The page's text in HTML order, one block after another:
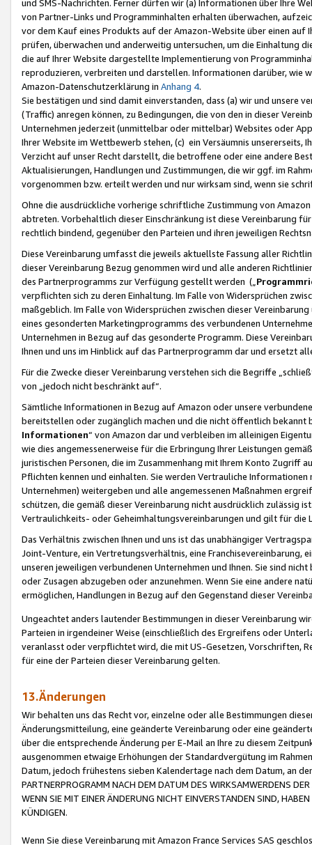
und SMS-Nachrichten. Ferner dürfen wir (a) Informationen über Ihre
von Partner-Links und Programminhalten erhalten überwachen,
vor dem Kauf eines Produkts auf der Amazon-Website über einen
prüfen, überwachen und anderweitig untersuchen, um die Einhaltung
die auf Ihrer Website dargestellte Implementierung von
reproduzieren, verbreiten und darstellen. Informationen darüber, wie
Amazon-Datenschutzerklärung in Anhang 4.
Sie bestätigen und sind damit einverstanden, dass (a) wir und
(Traffic) anregen können, zu Bedingungen, die von den in dieser
Unternehmen jederzeit (unmittelbar oder mittelbar) Websites oder
Ihrer Website im Wettbewerb stehen, (c) ein Versäumnis unsererseits,
Verzicht auf unser Recht darstellt, die betroffene oder eine andere
Aktualisierungen, Handlungen und Zustimmungen, die wir ggf. im
vorgenommen bzw. erteilt werden und nur wirksam sind, wenn sie
Ohne die ausdrückliche vorherige schriftliche Zustimmung von
abtreten. Vorbehaltlich dieser Einschränkung ist diese Vereinbarung
rechtlich bindend, gegenüber den Parteien und ihren jeweiligen
Diese Vereinbarung umfasst die jeweils aktuellste Fassung aller
dieser Vereinbarung Bezug genommen wird und alle anderen
des Partnerprogramms zur Verfügung gestellt werden („
verpflichten sich zu deren Einhaltung. Im Falle von Widersprüchen
maßgeblich. Im Falle von Widersprüchen zwischen dieser
eines gesonderten Marketingprogramms des verbundenen
Unternehmen in Bezug auf das gesonderte Programm. Diese
Ihnen und uns im Hinblick auf das Partnerprogramm dar und ersetzt
Für die Zwecke dieser Vereinbarung verstehen sich die Begriffe
von „jedoch nicht beschränkt auf“.
Sämtliche Informationen in Bezug auf Amazon oder unsere
bereitstellen oder zugänglich machen und die nicht öffentlich
Informationen“ von Amazon dar und verbleiben im alleinigen
wie dies angemessenerweise für die Erbringung Ihrer Leistungen
juristischen Personen, die im Zusammenhang mit Ihrem Konto
Pflichten kennen und einhalten. Sie werden Vertrauliche
Unternehmen) weitergeben und alle angemessenen Maßnahmen
schützen, die gemäß dieser Vereinbarung nicht ausdrücklich zulässig
Vertraulichkeits- oder Geheimhaltungsvereinbarungen und gilt für die
Das Verhältnis zwischen Ihnen und uns ist das unabhängiger
Joint-Venture, ein Vertretungsverhältnis, eine Franchisevereinbarung,
unseren jeweiligen verbundenen Unternehmen und Ihnen. Sie sind
oder Zusagen abzugeben oder anzunehmen. Wenn Sie eine andere
ermöglichen, Handlungen in Bezug auf den Gegenstand dieser
Ungeachtet anders lautender Bestimmungen in dieser Vereinbarung
Parteien in irgendeiner Weise (einschließlich des Ergreifens oder
veranlasst oder verpflichtet wird, die mit US-Gesetzen, Vorschriften,
für eine der Parteien dieser Vereinbarung gelten.
13.Änderungen
Wir behalten uns das Recht vor, einzelne oder alle Bestimmungen
Änderungsmitteilung, eine geänderte Vereinbarung oder eine
über die entsprechende Änderung per E-Mail an Ihre zu diesem
ausgenommen etwaige Erhöhungen der Standardvergütung im
Datum, jedoch frühestens sieben Kalendertage nach dem Datum, an
PARTNERPROGRAMM NACH DEM DATUM DES WIRKSAMWERDENS
WENN SIE MIT EINER ÄNDERUNG NICHT EINVERSTANDEN SIND,
KÜNDIGEN.
Wenn Sie diese Vereinbarung mit Amazon France Services SAS